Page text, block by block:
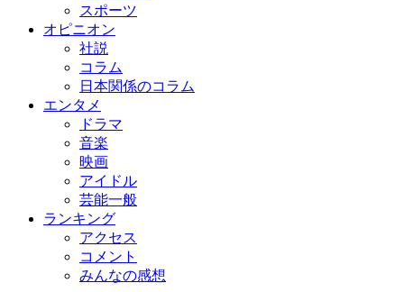
スポーツ
オピニオン
社説
コラム
日本関係のコラム
エンタメ
ドラマ
音楽
映画
アイドル
芸能一般
ランキング
アクセス
コメント
みんなの感想